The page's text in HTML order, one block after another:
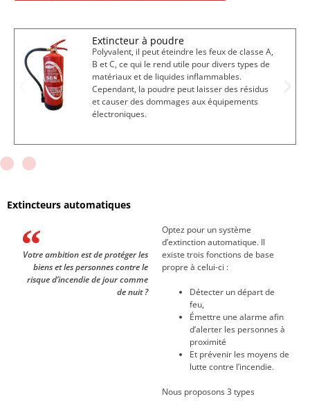
Extincteur à poudre
Polyvalent, il peut éteindre les feux de classe A,
B et C, ce qui le rend utile pour divers types de
matériaux et de liquides inflammables.
Cependant, la poudre peut laisser des résidus
et causer des dommages aux équipements
électroniques.
Extincteurs automatiques
Optez pour un système
d’extinction automatique. Il
existe trois fonctions de base
propre à celui-ci :
Détecter un départ de
feu,
Émettre une alarme afin
d’alerter les personnes à
proximité
Et prévenir les moyens de
lutte contre l’incendie.
Nous proposons 3 types
Votre ambition est de protéger les
biens et les personnes contre le
risque d’incendie de jour comme
de nuit ?